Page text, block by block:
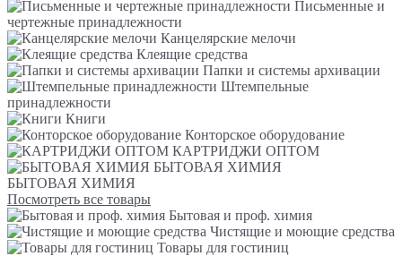
Письменные и
чертежные принадлежности
Канцелярские мелочи
Клеящие средства
Папки и системы архивации
Штемпельные
принадлежности
Книги
Конторское оборудование
КАРТРИДЖИ ОПТОМ
БЫТОВАЯ ХИМИЯ
БЫТОВАЯ ХИМИЯ
Посмотреть все товары
Бытовая и проф. химия
Чистящие и моющие средства
Товары для гостиниц